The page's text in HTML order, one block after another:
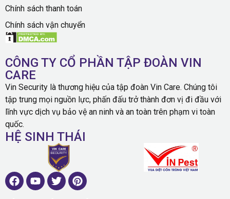
Chính sách thanh toán
Chính sách vận chuyển
CÔNG TY CỔ PHẦN TẬP ĐOÀN VIN
CARE
Vin Security là thương hiệu của tập đoàn Vin Care. Chúng tôi
tập trung mọi nguồn lực, phấn đấu trở thành đơn vị đi đầu với
lĩnh vực dịch vụ bảo vệ an ninh và an toàn trên phạm vi toàn
quốc.
HỆ SINH THÁI